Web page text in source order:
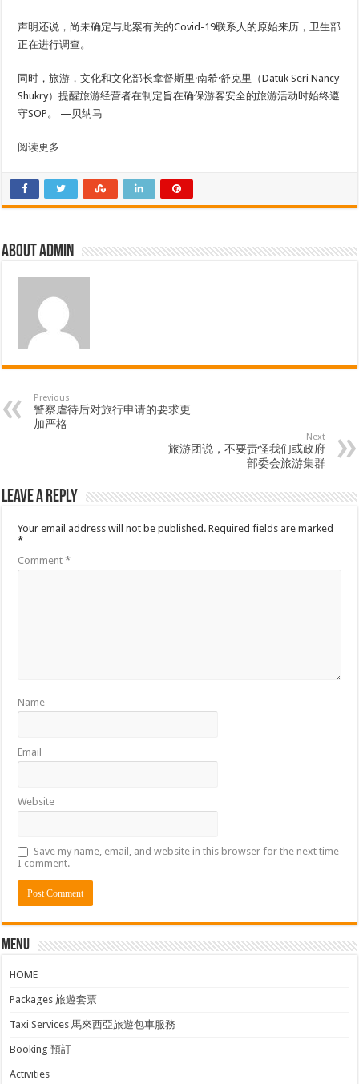
声明还说，尚未确定与此案有关的Covid-19联系人的原始来历，卫生部
正在进行调查。
同时，旅游，文化和文化部长拿督斯里·南希·舒克里（Datuk Seri Nancy
Shukry）提醒旅游经营者在制定旨在确保游客安全的旅游活动时始终遵
守SOP。 —贝纳马
阅读更多
About admin
Previous
警察虐待后对旅行申请的要求更
加严格
Next
旅游团说，不要责怪我们或政府
部委会旅游集群
Leave a Reply
Your email address will not be published. Required fields are marked
*
Comment*
Name
Email
Website
Save my name, email, and website in this browser for the next time
I comment.
Menu
HOME
Packages 旅遊套票
Taxi Services 馬來西亞旅遊包車服務
Booking 預訂
Activities